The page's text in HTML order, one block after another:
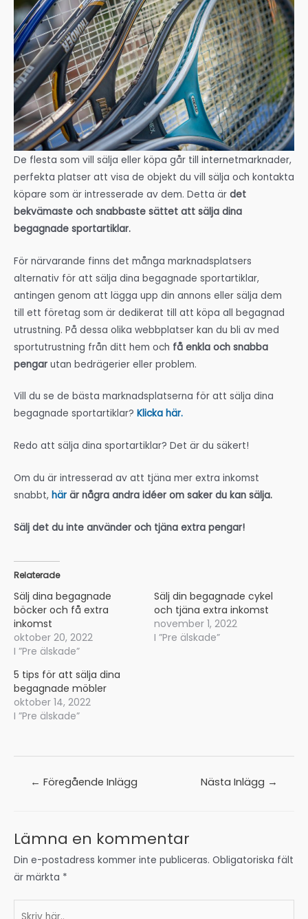
De flesta som vill sälja eller köpa går till internetmarknader,
perfekta platser att visa de objekt du vill sälja och kontakta
köpare som är intresserade av dem. Detta är det
bekvämaste och snabbaste sättet att sälja dina
begagnade sportartiklar.
För närvarande finns det många marknadsplatsers
alternativ för att sälja dina begagnade sportartiklar,
antingen genom att lägga upp din annons eller sälja dem
till ett företag som är dedikerat till att köpa all begagnad
utrustning. På dessa olika webbplatser kan du bli av med
sportutrustning från ditt hem och få enkla och snabba
pengar utan bedrägerier eller problem.
Vill du se de bästa marknadsplatserna för att sälja dina
begagnade sportartiklar? Klicka här.
Redo att sälja dina sportartiklar? Det är du säkert!
Om du är intresserad av att tjäna mer extra inkomst
snabbt, här är några andra idéer om saker du kan sälja.
Sälj det du inte använder och tjäna extra pengar!
Relaterade
Sälj dina begagnade
böcker och få extra
inkomst
oktober 20, 2022
I ”Pre älskade”
Sälj din begagnade cykel
och tjäna extra inkomst
november 1, 2022
I ”Pre älskade”
5 tips för att sälja dina
begagnade möbler
oktober 14, 2022
I ”Pre älskade”
Inläggsnavigering
← Föregående Inlägg Nästa Inlägg →
Lämna en kommentar
Din e-postadress kommer inte publiceras. Obligatoriska fält
är märkta *